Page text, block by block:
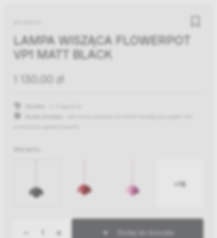
LAMPA WISZĄCA FLOWERPOT
VP1 MATT BLACK
1 130,00 zł
Warianty
+16
+ Dodaj do koszyka